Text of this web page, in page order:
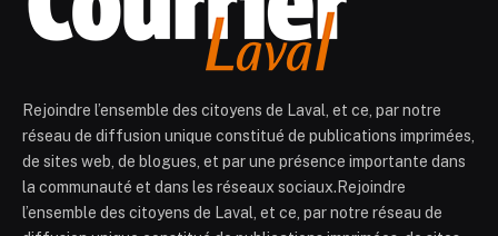
Rejoindre l’ensemble des citoyens de Laval, et ce, par notre
réseau de diffusion unique constitué de publications imprimées,
de sites web, de blogues, et par une présence importante dans
la communauté et dans les réseaux sociaux.Rejoindre
l’ensemble des citoyens de Laval, et ce, par notre réseau de